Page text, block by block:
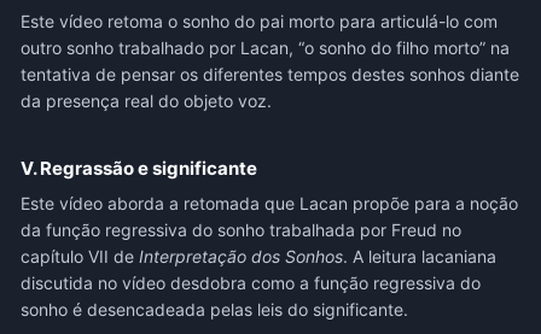
Este vídeo retoma o sonho do pai morto para articulá-lo com
outro sonho trabalhado por Lacan, “o sonho do filho morto” na
tentativa de pensar os diferentes tempos destes sonhos diante
da presença real do objeto voz.
V. Regrassão e significante
Este vídeo aborda a retomada que Lacan propõe para a noção
da função regressiva do sonho trabalhada por Freud no
capítulo VII de Interpretação dos Sonhos. A leitura lacaniana
discutida no vídeo desdobra como a função regressiva do
sonho é desencadeada pelas leis do significante.